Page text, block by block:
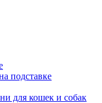
подставке
для кошек и собак